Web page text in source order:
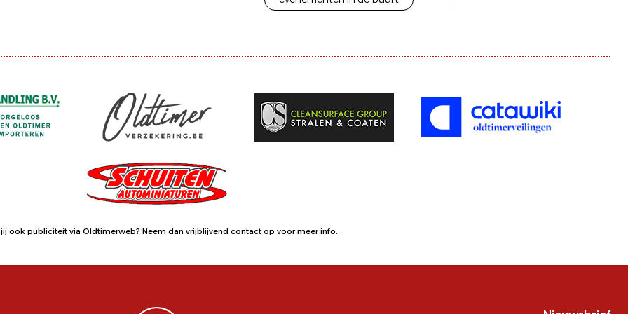
jij ook publiciteit via Oldtimerweb? Neem dan vrijblijvend contact op voor meer info.